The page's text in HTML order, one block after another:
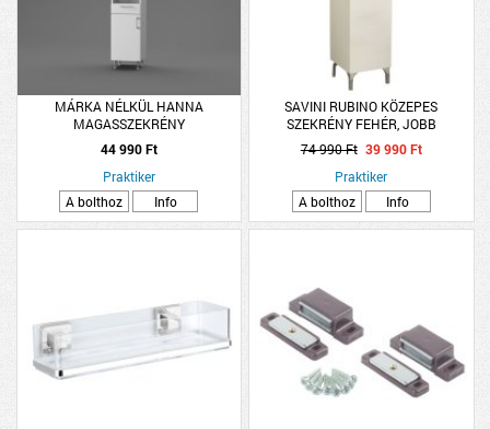
MÁRKA NÉLKÜL HANNA
MAGASSZEKRÉNY
31,5X180X33,5CM, FEHÉR, 2
AJTÓVAL, 1 FIÓKKAL
44 990 Ft
Praktiker
A bolthoz
Info
SAVINI RUBINO KÖZEPES
SZEKRÉNY FEHÉR, JOBB
74 990 Ft 39 990 Ft
Praktiker
A bolthoz
Info